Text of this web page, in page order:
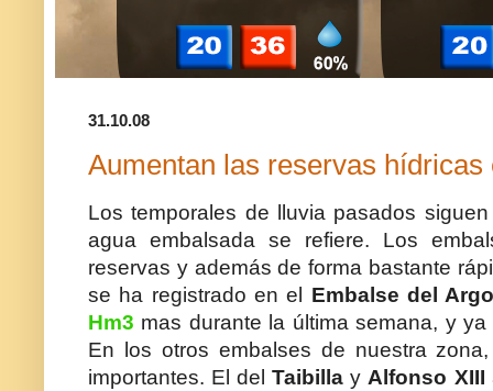
31.10.08
Aumentan las reservas
Los temporales de lluvia pasados
agua embalsada se refiere. Los
reservas y además de forma bastante
se ha registrado en el Embalse del
Hm3 mas durante la última semana, y
En los otros embalses de nuestra
importantes. El delTaibilla y Alfonso XIII